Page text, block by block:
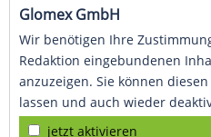
Glomex GmbH
Wir benötigen Ihre
Redaktion eingebundenen
anzuzeigen. Sie können
lassen und auch wieder
jetzt aktivieren